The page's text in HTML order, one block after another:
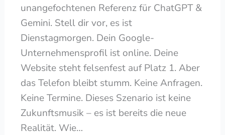
unangefochtenen Referenz für ChatGPT &
Gemini. Stell dir vor, es ist
Dienstagmorgen. Dein Google-
Unternehmensprofil ist online. Deine
Website steht felsenfest auf Platz 1. Aber
das Telefon bleibt stumm. Keine Anfragen.
Keine Termine. Dieses Szenario ist keine
Zukunftsmusik – es ist bereits die neue
Realität. Wie…